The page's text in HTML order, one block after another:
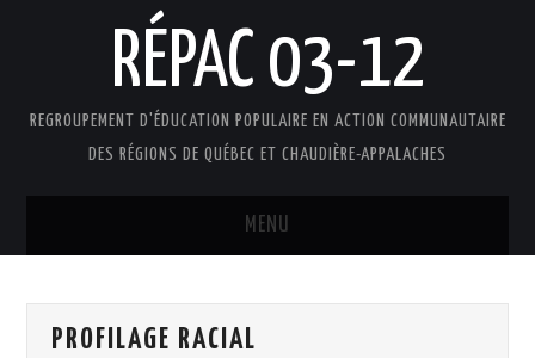
RÉPAC 03-12
REGROUPEMENT D'ÉDUCATION POPULAIRE EN ACTION COMMUNAUTAIRE
DES RÉGIONS DE QUÉBEC ET CHAUDIÈRE-APPALACHES
MENU
PRÉSENTATION
PROFILAGE RACIAL